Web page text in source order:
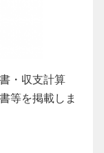
・収支計算
等を掲載しま